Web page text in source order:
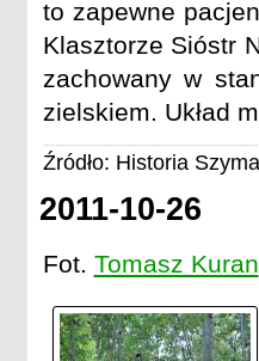
to zapewne
Klasztorze Sióstr
zachowany w
zielskiem. Układ
Źródło: Historia
2011-10-26
Fot. Tomasz Kuran